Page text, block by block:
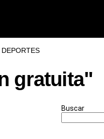
DEPORTES
gratuita"
Buscar